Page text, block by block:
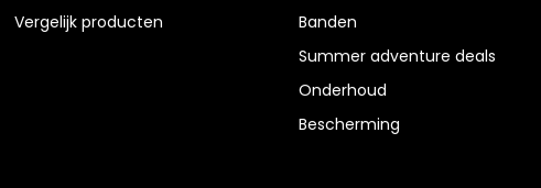
Vergelijk producten
Banden
Summer adventure deals
Onderhoud
Bescherming